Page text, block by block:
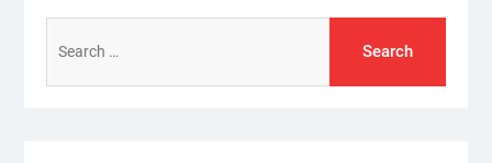
for: